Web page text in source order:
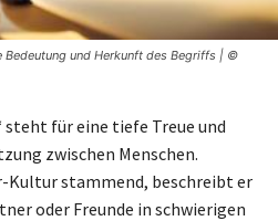
Bedeutung und Herkunft des Begriffs | ©
steht für eine tiefe Treue und
zwischen Menschen.
Kultur stammend, beschreibt er
oder Freunde in schwierigen